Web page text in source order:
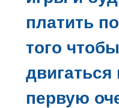
платить
того
первую